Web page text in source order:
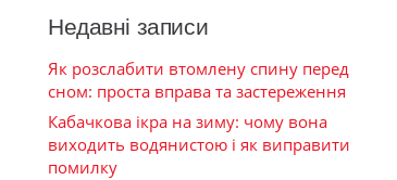
Недавні записи
Як розслабити втомлену спину перед
сном: проста вправа та застереження
Кабачкова ікра на зиму: чому вона
виходить водянистою і як виправити
помилку